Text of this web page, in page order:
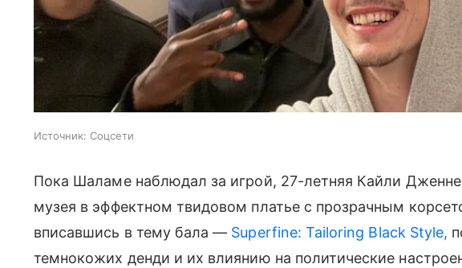
Источник: Соцсети
Пока Шаламе наблюдал за игрой, 27-летняя Кайли
музея в эффектном твидовом платье с прозрачным
вписавшись в тему бала — Superfine: Tailoring Black Style,
темнокожих денди и их влиянию на политические